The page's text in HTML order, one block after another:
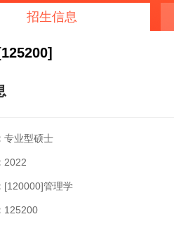
招生信息
专业型硕士
2022
[120000]管理学
125200